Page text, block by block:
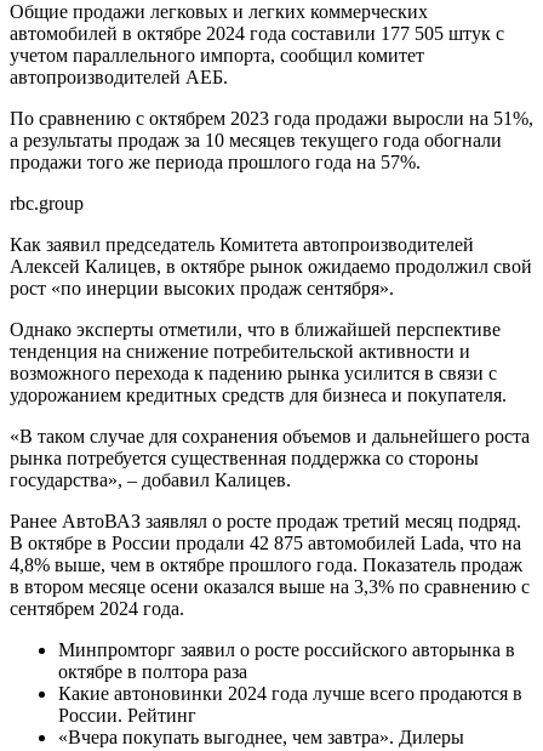
Общие продажи легковых и легких коммерческих
автомобилей в октябре 2024 года составили 177 505 штук с
учетом параллельного импорта, сообщил комитет
автопроизводителей АЕБ.
По сравнению с октябрем 2023 года продажи выросли на 51%,
а результаты продаж за 10 месяцев текущего года обогнали
продажи того же периода прошлого года на 57%.
rbc.group
Как заявил председатель Комитета автопроизводителей
Алексей Калицев, в октябре рынок ожидаемо продолжил свой
рост «по инерции высоких продаж сентября».
Однако эксперты отметили, что в ближайшей перспективе
тенденция на снижение потребительской активности и
возможного перехода к падению рынка усилится в связи с
удорожанием кредитных средств для бизнеса и покупателя.
«В таком случае для сохранения объемов и дальнейшего роста
рынка потребуется существенная поддержка со стороны
государства», – добавил Калицев.
Ранее АвтоВАЗ заявлял о росте продаж третий месяц подряд.
В октябре в России продали 42 875 автомобилей Lada, что на
4,8% выше, чем в октябре прошлого года. Показатель продаж
в втором месяце осени оказался выше на 3,3% по сравнению с
сентябрем 2024 года.
Минпромторг заявил о росте российского авторынка в
октябре в полтора раза
Какие автоновинки 2024 года лучше всего продаются в
России. Рейтинг
«Вчера покупать выгоднее, чем завтра». Дилеры